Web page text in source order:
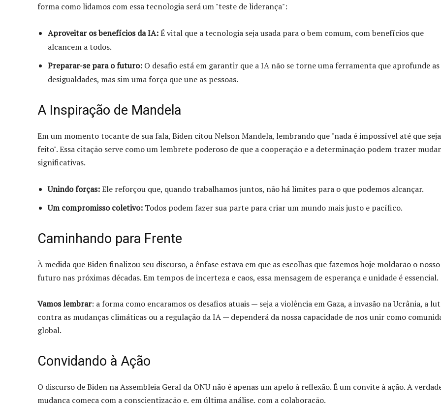
forma como lidamos com essa tecnologia será um "teste de liderança":
Aproveitar os benefícios da IA:É vital que a tecnologia seja usada para o bem comum, com benefícios que
alcancem a todos.
Preparar-se para o futuro: O desafio está em garantir que a IA não se torne uma ferramenta que aprofunde as
desigualdades, mas sim uma força que une as pessoas.
A Inspiração de Mandela
Em um momento tocante de sua fala, Biden citou Nelson Mandela, lembrando que "nada é impossível até que seja
feito". Essa citação serve como um lembrete poderoso de que a cooperação e a determinação podem trazer
significativas.
Unindo forças:Ele reforçou que, quando trabalhamos juntos, não há limites para o que podemos alcançar.
Um compromisso coletivo: Todos podem fazer sua parte para criar um mundo mais justo e pacífico.
Caminhando para Frente
À medida que Biden finalizou seu discurso, a ênfase estava em que as escolhas que fazemos hoje moldarão o nosso
futuro nas próximas décadas. Em tempos de incerteza e caos, essa mensagem de esperança e unidade é essencial.
Vamos lembrar: a forma como encaramos os desafios atuais — seja a violência em Gaza, a invasão na Ucrânia, a
contra as mudanças climáticas ou a regulação da IA — dependerá da nossa capacidade de nos unir como
global.
Convidando à Ação
O discurso de Biden na Assembleia Geral da ONU não é apenas um apelo à reflexão. É um convite à ação. A
mudança começa com a conscientização e, em última análise, com a colaboração.